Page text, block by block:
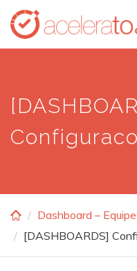
Skip
main
Dashboard –
[DASHBOARDS]